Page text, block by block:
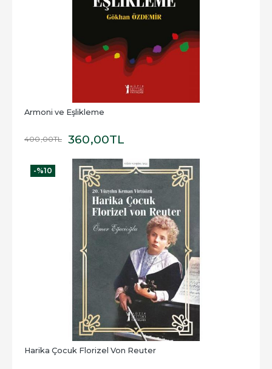
Armoni ve Eşlikleme
400,00TL 360,00TL
-%10
Harika Çocuk Florizel Von Reuter